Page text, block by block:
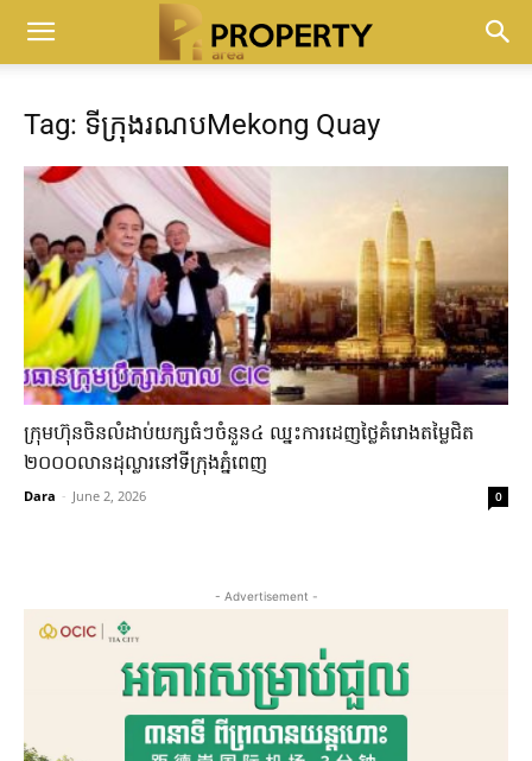
Tag: ទីក្រុងរណបMekong Quay
ក្រុម​ហ៊ុន​ចិន​លំដាប់​យក្ស​ធំៗ​ចំនួន​៤ ​ឈ្នះ​ការដេញ​ថ្លៃ​គំរោង​តម្លៃ​ជិត​
២០០០​លាន​ដុល្លារ​នៅ​ទី​ក្រុង​ភ្នំពេញ​
Dara - June 2, 2026 0
- Advertisement -